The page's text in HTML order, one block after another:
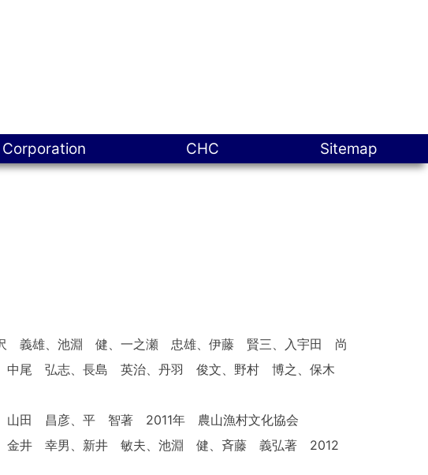
CHC Sitemap
義雄、池淵 健、一之瀬 忠雄、伊藤 賢三、入宇田 尚
尾 弘志、長島 英治、丹羽 俊文、野村 博之、保木
山田 昌彦、平 智著 2011年 農山漁村文化協会
金井 幸男、新井 敏夫、池淵 健、斉藤 義弘著 2012